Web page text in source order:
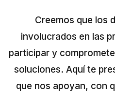
Argentina
PROYECTOS
En Ecuador
En Perú
Creemos que los
involucrados en las
participar y
soluciones. Aquí te
que nos apoyan, con